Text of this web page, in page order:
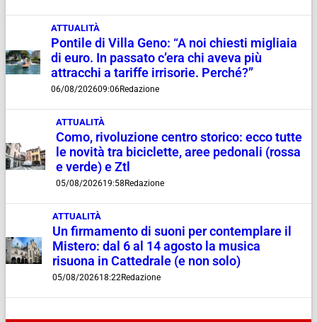
ATTUALITÀ
Pontile di Villa Geno: “A noi chiesti migliaia
di euro. In passato c’era chi aveva più
attracchi a tariffe irrisorie. Perché?”
06/08/202609:06Redazione
ATTUALITÀ
Como, rivoluzione centro storico: ecco tutte
le novità tra biciclette, aree pedonali (rossa
e verde) e Ztl
05/08/202619:58 Redazione
ATTUALITÀ
Un firmamento di suoni per contemplare il
Mistero: dal 6 al 14 agosto la musica
risuona in Cattedrale (e non solo)
05/08/202618:22Redazione